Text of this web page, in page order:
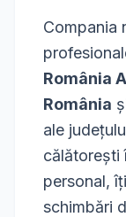
Compania
România
România
ale
călătorești
personal,
schimbări